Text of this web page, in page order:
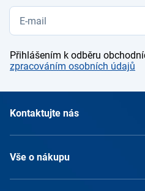
Přihlášením k odběru
zpracováním osobních údajů
Kontaktujte nás
Vše o nákupu